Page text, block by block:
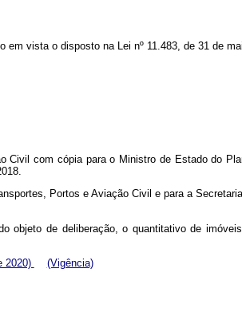
em vista o disposto na Lei nº 11.483, de 31 de
com cópia para o Ministro de Estado do
Portos e Aviação Civil e para a
objeto de deliberação, o quantitativo de
2020)
(Vigência)